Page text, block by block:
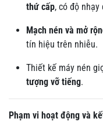
thứ cấp, có độ nhạy
Mạch nén và mở
tín hiệu trên nhiễu.
Thiết kế máy nén
tượng vỡ tiếng.
Phạm vi hoạt động và